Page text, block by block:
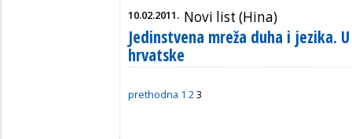
10.02.2011. Novi list (Hina)
Jedinstvena mreža duha i jezika.
hrvatske
prethodna 1 23